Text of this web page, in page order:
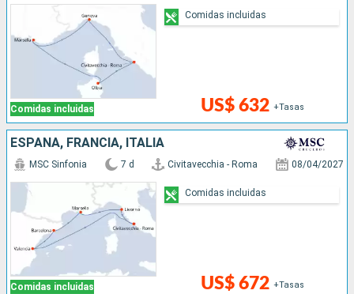
Comidas incluidas US$ 632 +Tasas
Comidas incluidas
ESPAÑA, FRANCIA, ITALIA
Comidas incluidas
MSC Sinfonia 7 d Civitavecchia - Roma 08/04/2027
US$ 672 +Tasas
Comidas incluidas